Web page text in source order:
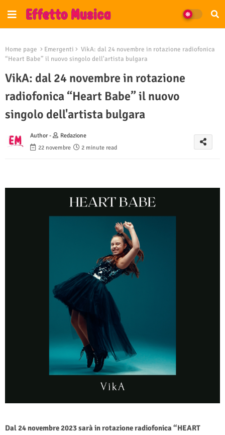
Home page Emergenti
VikA: dal 24 novembre in rotazione radiofonica
“Heart Babe” il nuovo singolo dell'artista bulgara
VikA: dal 24 novembre in rotazione
radiofonica “Heart Babe” il nuovo
singolo dell'artista bulgara
Author -
Redazione
22 novembre
2 minute read
Dal 24 novembre 2023 sarà in rotazione radiofonica “HEART